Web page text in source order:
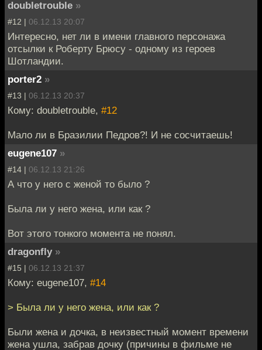
doubletrouble »
#12 | 06.12.13 20:07
Интересно, нет ли в имени главного персонажа
отсылки к Роберту Брюсу - одному из героев
Шотландии.
porter2 »
#13 | 06.12.13 20:37
Кому: doubletrouble, #12
Мало ли в Бразилии Педров?! И не сосчитаешь!
eugene107 »
#14 | 06.12.13 21:26
А что у него с женой то было ?
Была ли у него жена, или как ?
Вот этого тонкого момента не понял.
dragonfly »
#15 | 06.12.13 21:37
Кому: eugene107, #14
> Была ли у него жена, или как ?
Были жена и дочка, в неизвестный момент времени
жена ушла, забрав дочку (причины в фильме не